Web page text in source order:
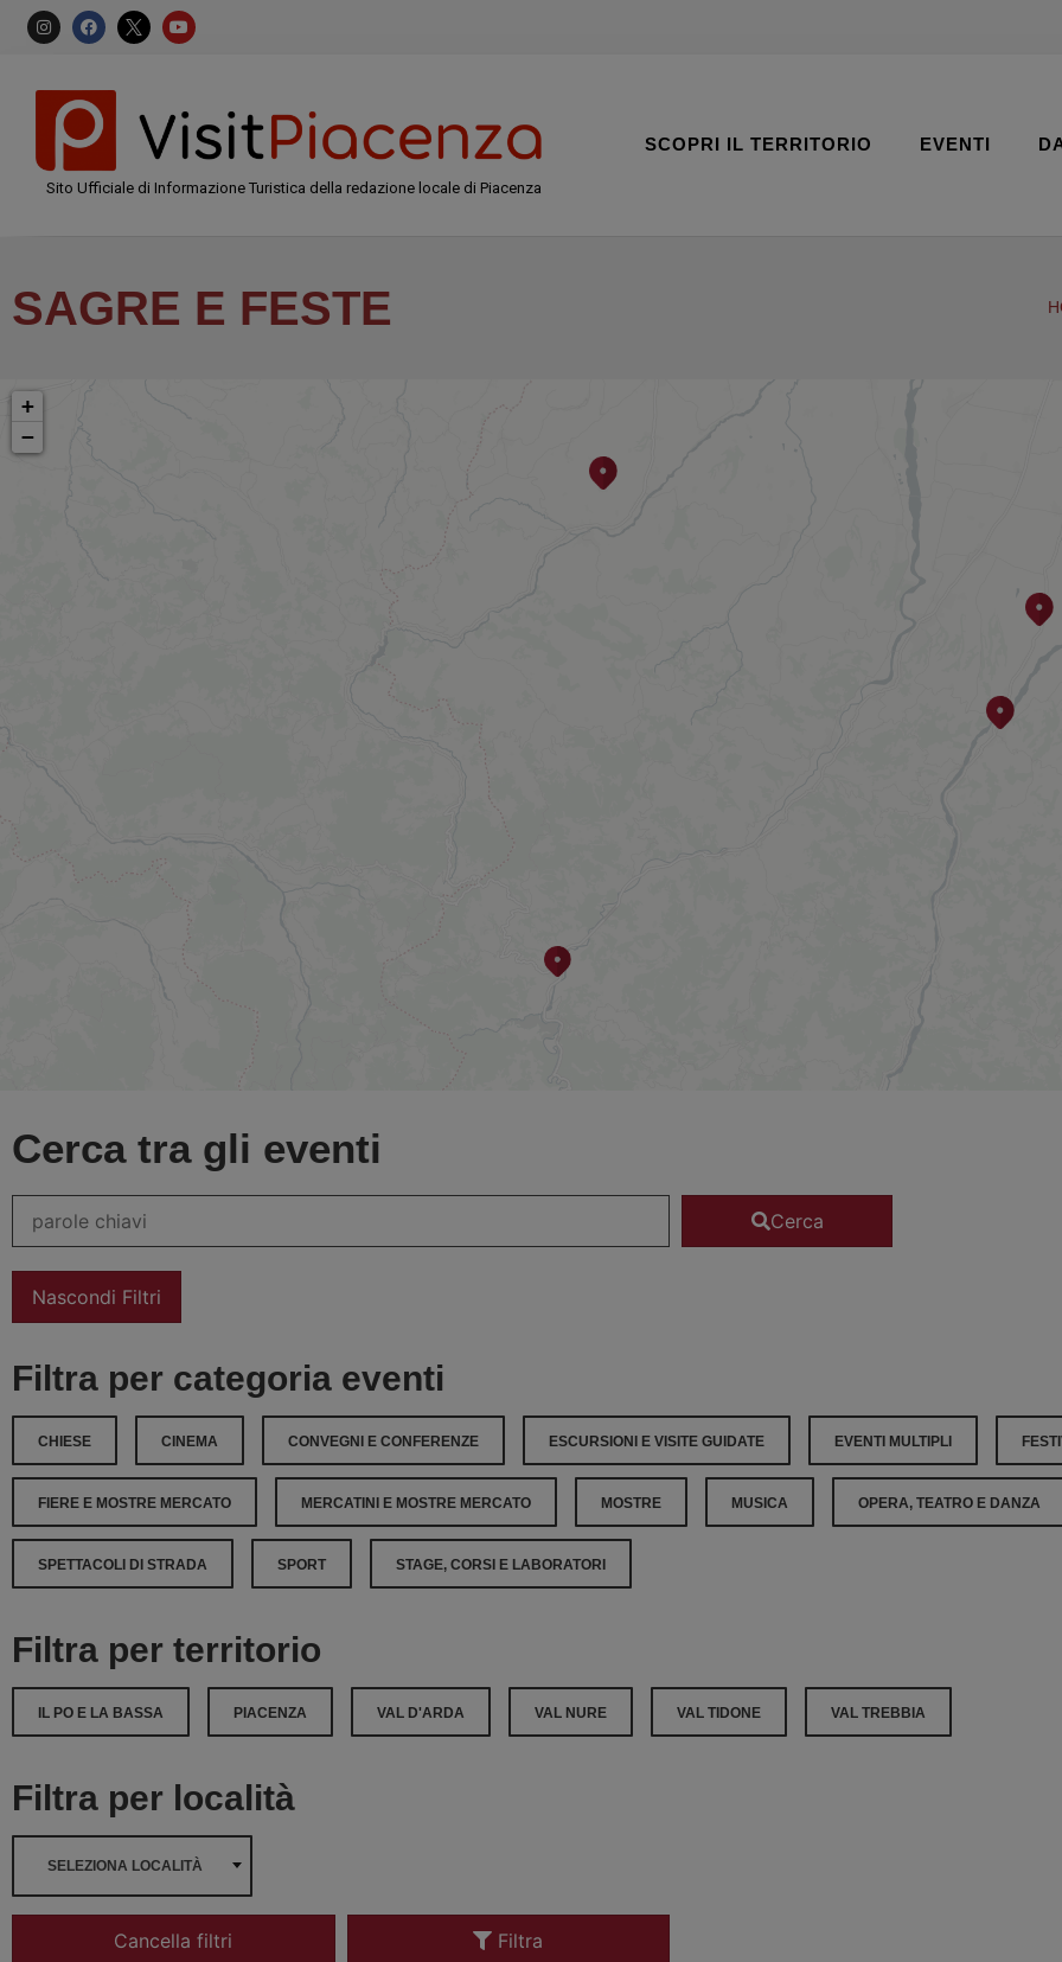
Sito Ufficiale di Informazione Turistica della redazione locale di Piacenza
SCOPRI IL TERRITORIO EVENTI
SAGRE E FESTE
+
−
Cerca tra gli eventi
Cerca
Nascondi Filtri
Filtra per categoria eventi
CHIESE CINEMA CONVEGNI E CONFERENZE ESCURSIONI E VISITE GUIDATE EVENTI MULTIPLI
FIERE E MOSTRE MERCATO MERCATINI E MOSTRE MERCATO MOSTRE MUSICA OPERA, TEATRO E DANZA
SPETTACOLI DI STRADA SPORT STAGE, CORSI E LABORATORI
Filtra per territorio
IL PO E LA BASSA PIACENZA VAL D'ARDA VAL NURE VAL TIDONE VAL TREBBIA
Filtra per località
SELEZIONA LOCALITÀ
Cancella filtri Filtra